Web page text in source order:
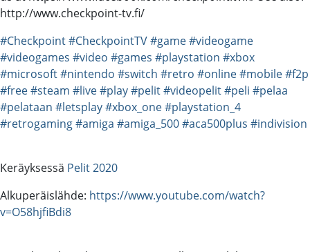
http://www.checkpoint-tv.fi/
#Checkpoint#CheckpointTV#game#videogame
#videogames #video #games #playstation #xbox
#microsoft#nintendo #switch #retro #online#mobile#f2p
#free#steam #live#play#pelit#videopelit#peli #pelaa
#pelataan #letsplay#xbox_one#playstation_4
#retrogaming#amiga #amiga_500#aca500plus #indivision
Keräyksessä Pelit 2020
Alkuperäislähde: https://www.youtube.com/watch?
v=O58hjfiBdi8